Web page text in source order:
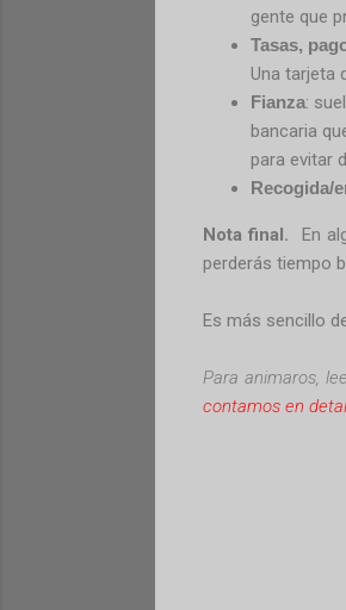
gente que
Tasas,
Una tarjeta
Fianza:
bancaria
para evitar
Recogida/
Nota final. En
perderás tiempo
Es más sencillo
Para animaros,
contamos en